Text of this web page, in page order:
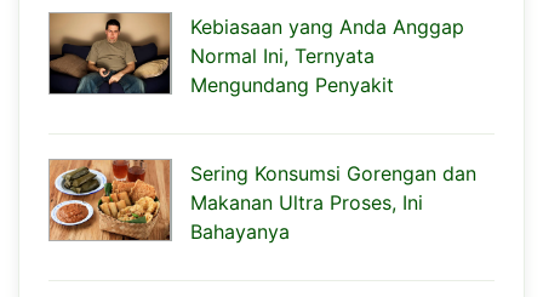
Kebiasaan yang Anda Anggap
Normal Ini, Ternyata
Mengundang Penyakit
Sering Konsumsi Gorengan dan
Makanan Ultra Proses, Ini
Bahayanya